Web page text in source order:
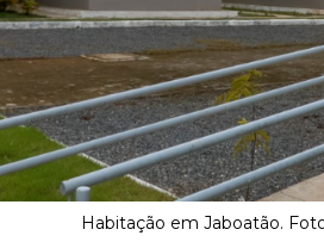
Habitação em Jaboatão.